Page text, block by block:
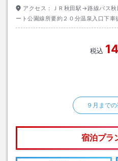
アクセス：
ＪＲ秋田駅→路線バス
ート公園線所要約２０分温泉入口下車
税込
９月まで
宿泊プラ